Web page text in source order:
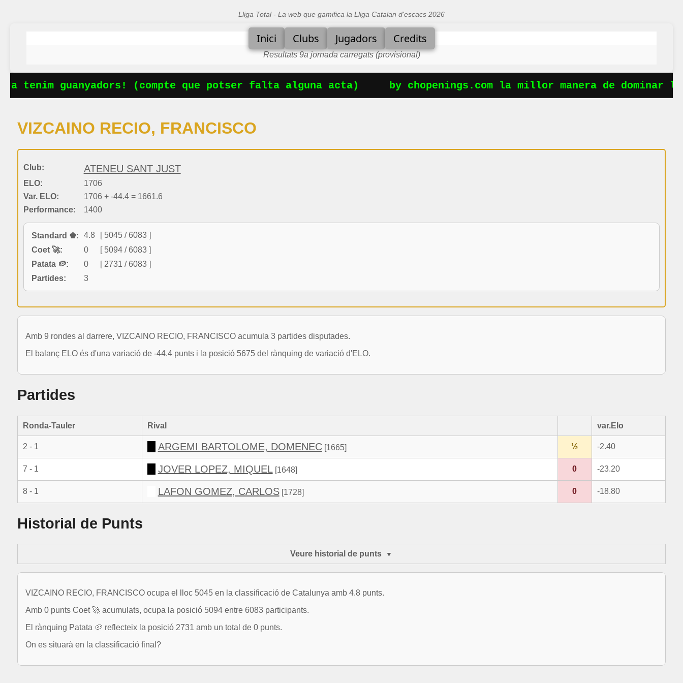
Lliga Total - La web que gamifica la Lliga Catalan d'escacs 2026
Inici Clubs Jugadors Credits
Resultats 9a jornada carregats (provisional)
tenim guanyadors! (compte que potser falta alguna acta) by chopenings.com la millor manera de dominar
VIZCAINO RECIO, FRANCISCO
Club: ATENEU SANT JUST
ELO:
1706
Var. ELO:
1706 + -44.4 = 1661.6
Performance:
1400
Standard ♚: 4.8
[ 5045 / 6083 ]
Coet 🚀:
0
[ 5094 / 6083 ]
Patata 🥔:
0
[ 2731 / 6083 ]
Partides:
3
Amb 9 rondes al darrere, VIZCAINO RECIO, FRANCISCO acumula 3 partides disputades.
El balanç ELO és d'una variació de -44.4 punts i la posició 5675 del rànquing de variació d'ELO.
Partides
Ronda-Tauler Rival var.Elo
2 - 1 ARGEMI BARTOLOME, DOMENEC[1665] ½ -2.40
7 - 1 JOVER LOPEZ, MIQUEL[1648] 0 -23.20
8 - 1 LAFON GOMEZ, CARLOS[1728] 0 -18.80
Historial de Punts
Veure historial de punts
VIZCAINO RECIO, FRANCISCO ocupa el lloc 5045 en la classificació de Catalunya amb 4.8 punts.
Amb 0 punts Coet 🚀 acumulats, ocupa la posició 5094 entre 6083 participants.
El rànquing Patata 🥔 reflecteix la posició 2731 amb un total de 0 punts.
On es situarà en la classificació final?